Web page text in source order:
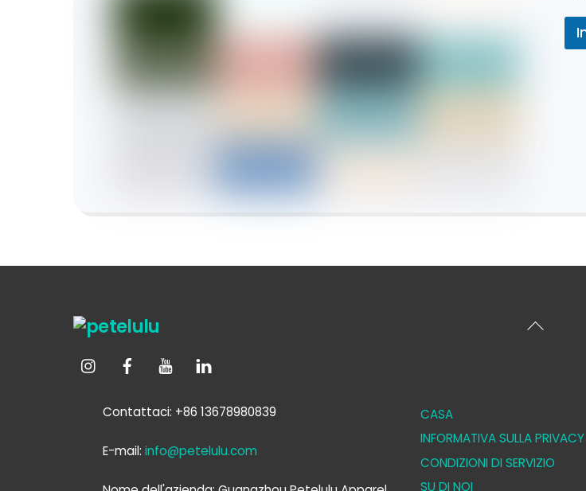
a
m
Torna
Contattaci: +86 13678980839
E-mail:info@petelulu.com
CASA
INFORMATIVA SULLA PRIVACY
CONDIZIONI DI SERVIZIO
SU DI NOI